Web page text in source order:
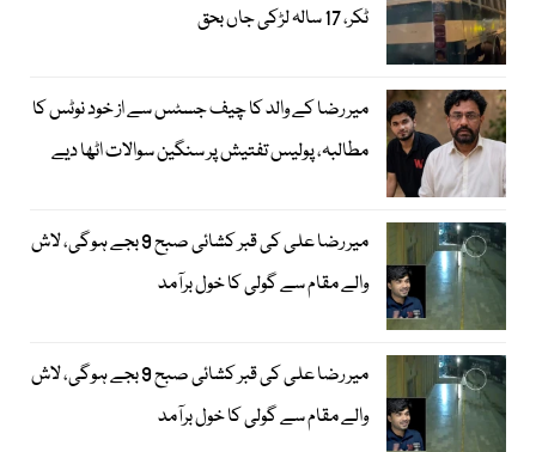
ٹکر، 17 سالہ لڑکی جاں بحق
میر رضا کے والد کا چیف جسٹس سے از خود نوٹس کا
مطالبہ، پولیس تفتیش پر سنگین سوالات اٹھا دیے
میر رضا علی کی قبر کشائی صبح 9 بجے ہوگی، لاش
والے مقام سے گولی کا خول برآمد
میر رضا علی کی قبر کشائی صبح 9 بجے ہوگی، لاش
والے مقام سے گولی کا خول برآمد